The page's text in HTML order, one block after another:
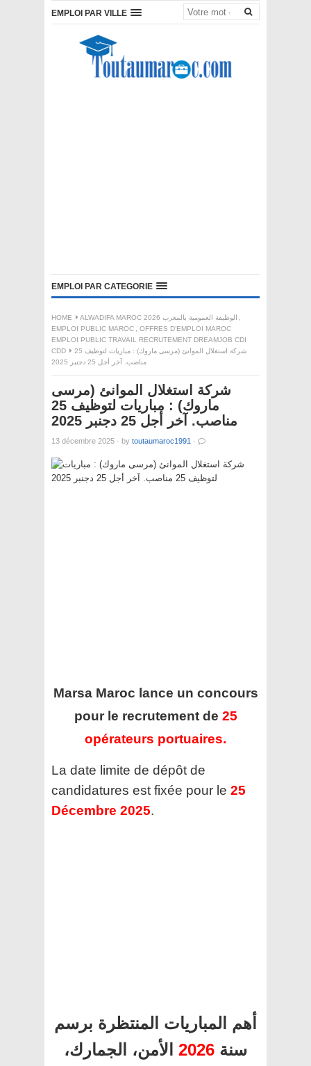
EMPLOI PAR VILLE
EMPLOI PAR CATEGORIE
HOME ALWADIFA MAROC 2026 الوظيفة العمومية بالمغرب
,
EMPLOI PUBLIC MAROC , OFFRES D'EMPLOI MAROC
EMPLOI PUBLIC TRAVAIL RECRUTEMENT DREAMJOB CDI
CDD
شركة استغلال الموانئ (مرسى ماروك) : مباريات لتوظيف 25
مناصب. آخر أجل 25 دجنبر 2025
شركة استغلال الموانئ (مرسى
ماروك) : مباريات لتوظيف 25
مناصب. آخر أجل 25 دجنبر 2025
13 décembre 2025 · by toutaumaroc1991 ·
Marsa Maroc lance un concours
pour le recrutement de 25
opérateurs portuaires.
La date limite de dépôt de
candidatures est fixée pour le 25
Décembre 2025.
أهم المباريات المنتظرة برسم
سنة 2026 الأمن، الجمارك،